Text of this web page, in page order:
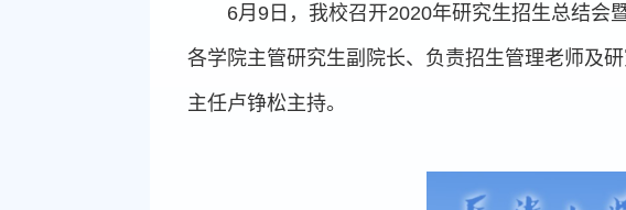
6月9日，我校召开2020年研究生招生总结会
各学院主管研究生副院长、负责招生管理老师及
主任卢铮松主持。